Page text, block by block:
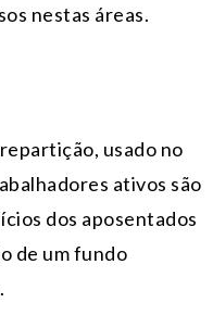
nestas áreas.
usado no
ativos são
dos aposentados
de um fundo